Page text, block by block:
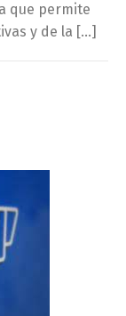
que permite
y de la […]